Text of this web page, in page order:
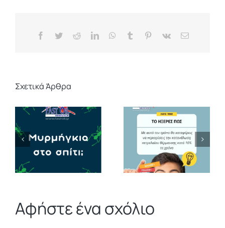
Facebook
TwitterRedditLinkedInWhatsApp
Tumblr Pinterest
Vk Email
Σχετικά Άρθρα
Αφήστε ένα σχόλιο